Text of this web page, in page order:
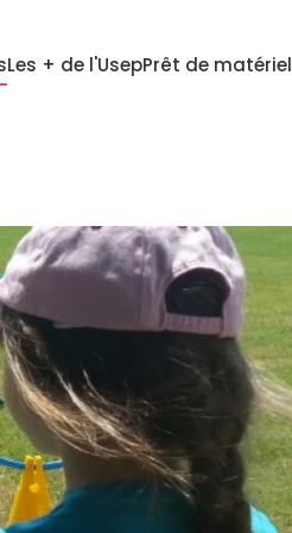
Les + de l'UsepPrêt de matériel